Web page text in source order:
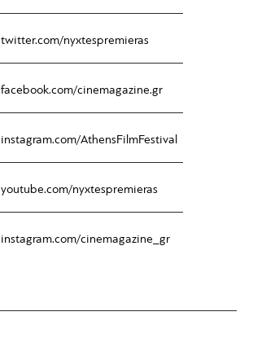
twitter.com/nyxtespremieras
facebook.com/cinemagazine.gr
instagram.com/AthensFilmFestival
youtube.com/nyxtespremieras
instagram.com/cinemagazine_gr